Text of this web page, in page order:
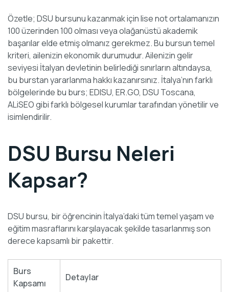
Özetle; DSU bursunu kazanmak için lise not ortalamanızın
100 üzerinden 100 olması veya olağanüstü akademik
başarılar elde etmiş olmanız gerekmez. Bu bursun temel
kriteri, ailenizin ekonomik durumudur. Ailenizin gelir
seviyesi İtalyan devletinin belirlediği sınırların altındaysa,
bu burstan yararlanma hakkı kazanırsınız. İtalya’nın farklı
bölgelerinde bu burs; EDISU, ER.GO, DSU Toscana,
ALiSEO gibi farklı bölgesel kurumlar tarafından yönetilir ve
isimlendirilir.
DSU Bursu Neleri
Kapsar?
DSU bursu, bir öğrencinin İtalya’daki tüm temel yaşam ve
eğitim masraflarını karşılayacak şekilde tasarlanmış son
derece kapsamlı bir pakettir.
Burs
Kapsamı
Detaylar